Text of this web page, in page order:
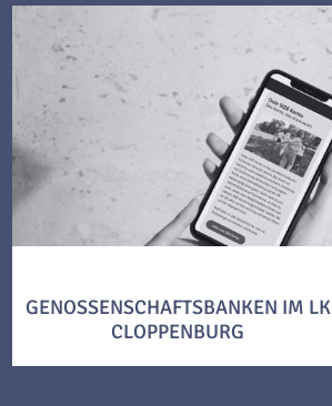
GENOSSENSCHAFTSBANKEN IM LK
CLOPPENBURG